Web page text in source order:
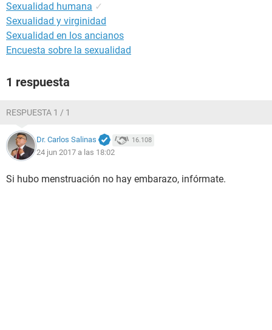
Sexualidad humana ✓
Sexualidad y virginidad
Sexualidad en los ancianos
Encuesta sobre la sexualidad
1 respuesta
RESPUESTA 1 / 1
Dr. Carlos Salinas 16.108
24 jun 2017 a las 18:02
Si hubo menstruación no hay embarazo, infórmate.